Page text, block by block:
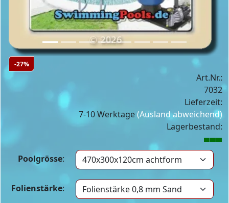
-27%
Art.Nr.:
7032
Lieferzeit:
7-10 Werktage(Ausland abweichend)
Lagerbestand:
Poolgrösse:
Folienstärke: